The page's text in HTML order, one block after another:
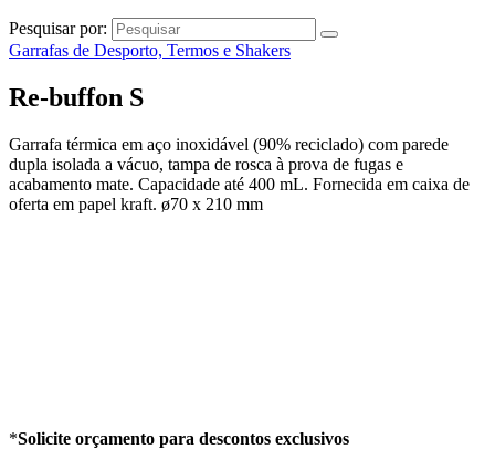
Pesquisar por:
Garrafas de Desporto, Termos e Shakers
Re-buffon S
Garrafa térmica em aço inoxidável (90% reciclado) com parede
dupla isolada a vácuo, tampa de rosca à prova de fugas e
acabamento mate. Capacidade até 400 mL. Fornecida em caixa de
oferta em papel kraft. ø70 x 210 mm
*Solicite orçamento para descontos exclusivos